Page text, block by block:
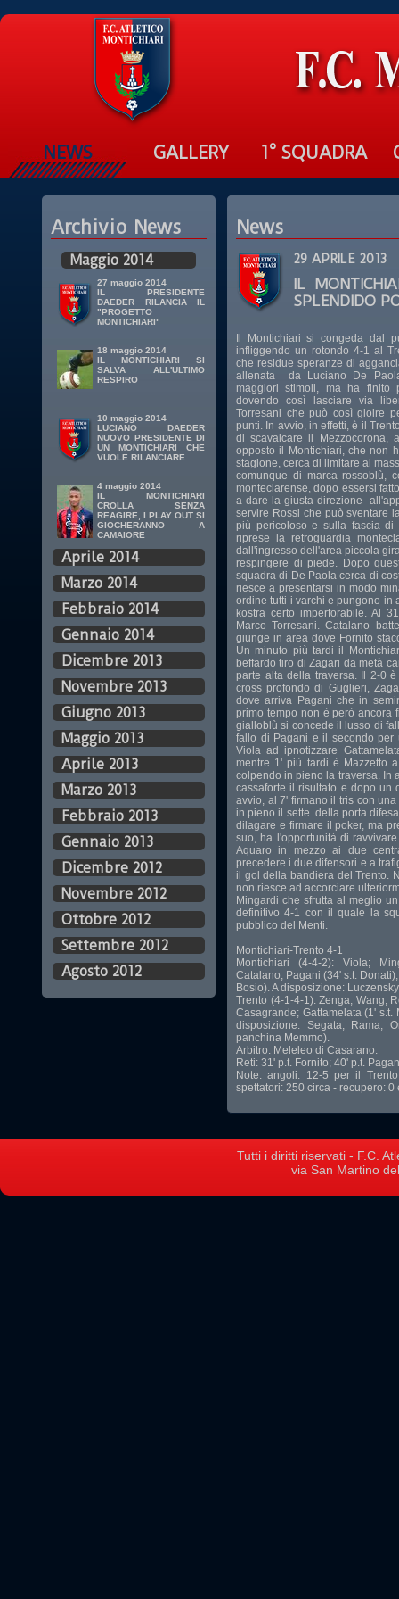
NEWS GALLERY 1° SQUADRA
Archivio News
Maggio 2014
27 maggio 2014
IL PRESIDENTE
DAEDER RILANCIA IL
"PROGETTO
MONTICHIARI"
18 maggio 2014
IL MONTICHIARI SI
SALVA ALL'ULTIMO
RESPIRO
10 maggio 2014
LUCIANO DAEDER
NUOVO PRESIDENTE DI
UN MONTICHIARI CHE
VUOLE RILANCIARE
4 maggio 2014
IL MONTICHIARI
CROLLA SENZA
REAGIRE, I PLAY OUT SI
GIOCHERANNO A
CAMAIORE
Aprile 2014
Marzo 2014
Febbraio 2014
Gennaio 2014
Dicembre 2013
Novembre 2013
Giugno 2013
Maggio 2013
Aprile 2013
Marzo 2013
Febbraio 2013
Gennaio 2013
Dicembre 2012
Novembre 2012
Ottobre 2012
Settembre 2012
Agosto 2012
News
29 APRILE 2013
IL
SPLENDIDO
Il Montichiari si congeda dal
infliggendo un rotondo 4-1 al
che residue speranze di
allenata da Luciano De
maggiori stimoli, ma ha finito
dovendo così lasciare via
Torresani che può così gioire
punti. In avvio, in effetti, è il
di scavalcare il Mezzocorona,
opposto il Montichiari, che non
stagione, cerca di limitare al
comunque di marca rossoblù,
monteclarense, dopo essersi
a dare la giusta direzione
servire Rossi che può sventare
più pericoloso e sulla fascia di
riprese la retroguardia
dall'ingresso dell'area piccola
respingere di piede. Dopo
squadra di De Paola cerca di
riesce a presentarsi in modo
ordine tutti i varchi e pungono in
kostra certo imperforabile. Al
Marco Torresani. Catalano
giunge in area dove Fornito
Un minuto più tardi il
beffardo tiro di Zagari da metà
parte alta della traversa. Il 2-0
cross profondo di Guglieri,
dove arriva Pagani che in
primo tempo non è però ancora
gialloblù si concede il lusso di
fallo di Pagani e il secondo per
Viola ad ipnotizzare
mentre 1' più tardi è Mazzetto
colpendo in pieno la traversa. In
cassaforte il risultato e dopo un
avvio, al 7' firmano il tris con
in pieno il sette della porta
dilagare e firmare il poker, ma
suo, ha l'opportunità di
Aquaro in mezzo ai due
precedere i due difensori e a
il gol della bandiera del Trento.
non riesce ad accorciare
Mingardi che sfrutta al meglio
definitivo 4-1 con il quale la
pubblico del Menti.
Montichiari-Trento 4-1
Montichiari (4-4-2): Viola;
Catalano, Pagani (34' s.t.
Bosio). A disposizione:
Trento (4-1-4-1): Zenga, Wang,
Casagrande; Gattamelata (1' s.t.
disposizione: Segata; Rama;
panchina Memmo).
Arbitro: Meleleo di Casarano.
Reti: 31' p.t. Fornito; 40' p.t.
Note: angoli: 12-5 per il
spettatori: 250 circa - recupero:
Tutti i diritti riservati - F.C.
via San Martino